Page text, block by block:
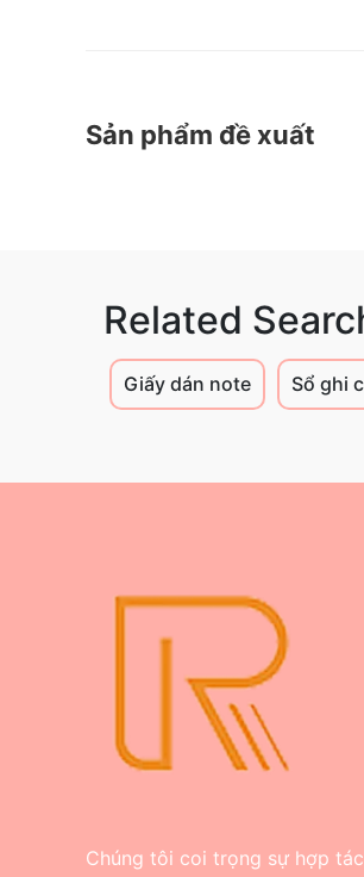
Sản phẩm đề xuất
Related
Giấy dán note Sổ ghi
Chúng tôi coi trọng sự hợp